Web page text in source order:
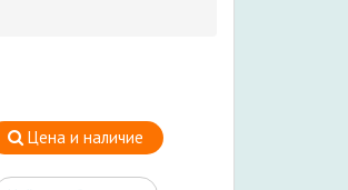
Цена и наличие